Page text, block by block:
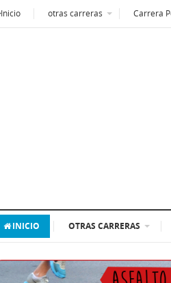
Inicio otras carreras Carrera
INICIO OTRAS CARRERAS